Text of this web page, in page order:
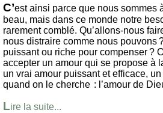
C’est ainsi parce que nous sommes
beau, mais dans ce monde notre
rarement comblé. Qu’allons-nous
nous distraire comme nous pouvons
puissant ou riche pour compenser ?
accepter un amour qui se propose à
un vrai amour puissant et efficace,
quand on le cherche : l’amour de
Lire la suite...